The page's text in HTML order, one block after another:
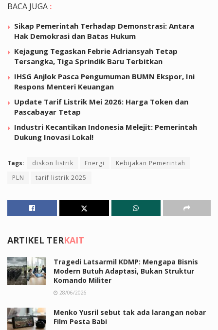
BACA JUGA :
Sikap Pemerintah Terhadap Demonstrasi: Antara
Hak Demokrasi dan Batas Hukum
Kejagung Tegaskan Febrie Adriansyah Tetap
Tersangka, Tiga Sprindik Baru Terbitkan
IHSG Anjlok Pasca Pengumuman BUMN Ekspor, Ini
Respons Menteri Keuangan
Update Tarif Listrik Mei 2026: Harga Token dan
Pascabayar Tetap
Industri Kecantikan Indonesia Melejit: Pemerintah
Dukung Inovasi Lokal!
Tags: diskon listrik Energi
Kebijakan Pemerintah
PLN
tarif listrik 2025
ARTIKEL TERKAIT
Tragedi Latsarmil KDMP: Mengapa Bisnis
Modern Butuh Adaptasi, Bukan Struktur
Komando Militer
28/06/2026
Menko Yusril sebut tak ada larangan nobar
Film Pesta Babi